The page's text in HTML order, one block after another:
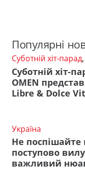
Популярні
Суботній хіт-парад,
Суботній хіт-
OMEN
Libre & Dolce
Україна
Не поспішайте
поступово
важливий